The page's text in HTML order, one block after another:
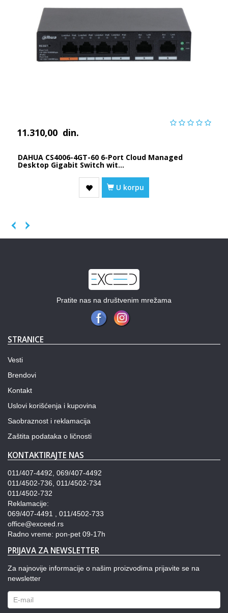
11.310,00 din.
DAHUA CS4006-4GT-60 6-Port Cloud Managed
Desktop Gigabit Switch wit...
U korpu
Pratite nas na društvenim mrežama
STRANICE
Vesti
Brendovi
Kontakt
Uslovi korišćenja i kupovina
Saobraznost i reklamacija
Zaštita podataka o ličnosti
KONTAKTIRAJTE NAS
011/407-4492, 069/407-4492
011/4502-736, 011/4502-734
011/4502-732
Reklamacije:
069/407-4491 , 011/4502-733
office@exceed.rs
Radno vreme: pon-pet 09-17h
PRIJAVA ZA NEWSLETTER
Za najnovije informacije o našim proizvodima prijavite se na
newsletter